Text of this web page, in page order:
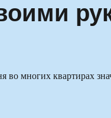
во многих квартирах